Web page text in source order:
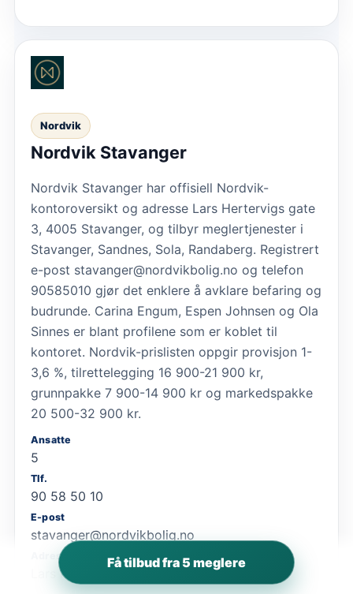
Nordvik
Nordvik Stavanger
Nordvik Stavanger har offisiell Nordvik-
kontoroversikt og adresse Lars Hertervigs gate
3, 4005 Stavanger, og tilbyr meglertjenester i
Stavanger, Sandnes, Sola, Randaberg. Registrert
e-post stavanger@nordvikbolig.no og telefon
90585010 gjør det enklere å avklare befaring og
budrunde. Carina Engum, Espen Johnsen og Ola
Sinnes er blant profilene som er koblet til
kontoret. Nordvik-prislisten oppgir provisjon 1-
3,6 %, tilrettelegging 16 900-21 900 kr,
grunnpakke 7 900-14 900 kr og markedspakke
20 500-32 900 kr.
Ansatte
5
Tlf.
90 58 50 10
E-post
stavanger@nordvikbolig.no
Adresse
Lars Hertervigs gate 3, 4005 Stavanger
Få tilbud fra 5 meglere